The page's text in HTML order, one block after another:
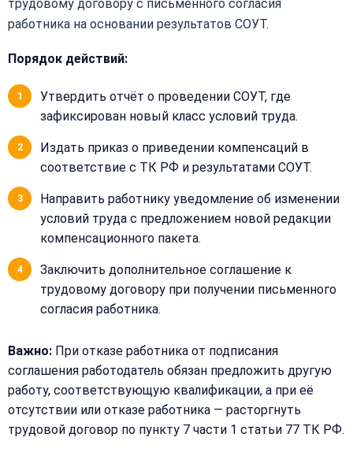
меню
трудовому договору с письменного согласия
работника на основании результатов СОУТ.
Порядок действий:
Утвердить отчёт о проведении СОУТ, где
зафиксирован новый класс условий труда.
Издать приказ о приведении компенсаций в
соответствие с ТК РФ и результатами СОУТ.
Направить работнику уведомление об изменении
условий труда с предложением новой редакции
компенсационного пакета.
Заключить дополнительное соглашение к
трудовому договору при получении письменного
согласия работника.
Важно: При отказе работника от подписания
соглашения работодатель обязан предложить другую
работу, соответствующую квалификации, а при её
отсутствии или отказе работника — расторгнуть
трудовой договор по пункту 7 части 1 статьи 77 ТК РФ.
Написать
нам
Имя:
Сообщение:
Бесплатная
консультация
Оставьте
телефон
перезвоним
и
стоимость
Имя:
Телефон:
+